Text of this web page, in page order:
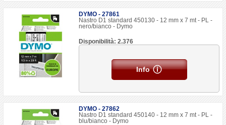
DYMO - 27861
Nastro D1 standard 450130 - 12 mm x 7 mt - PL -
nero/bianco - Dymo
Disponibilità: 2.376
Info
DYMO - 27862
Nastro D1 standard 450140 - 12 mm x 7 mt - PL -
blu/bianco - Dymo